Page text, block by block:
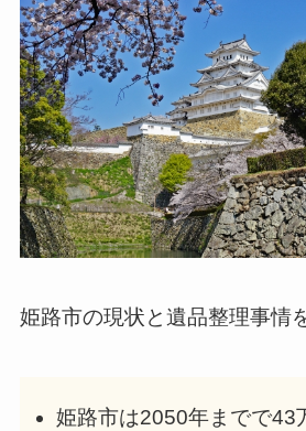
姫路市の現状と遺品整理事情
姫路市は2050年までで43